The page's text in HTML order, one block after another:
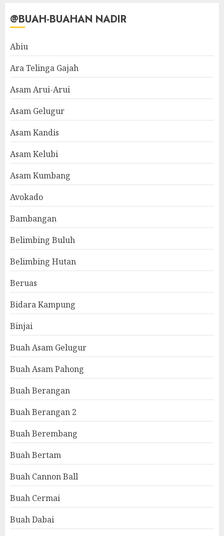
@BUAH-BUAHAN NADIR
Abiu
Ara Telinga Gajah
Asam Arui-Arui
Asam Gelugur
Asam Kandis
Asam Kelubi
Asam Kumbang
Avokado
Bambangan
Belimbing Buluh
Belimbing Hutan
Beruas
Bidara Kampung
Binjai
Buah Asam Gelugur
Buah Asam Pahong
Buah Berangan
Buah Berangan 2
Buah Berembang
Buah Bertam
Buah Cannon Ball
Buah Cermai
Buah Dabai